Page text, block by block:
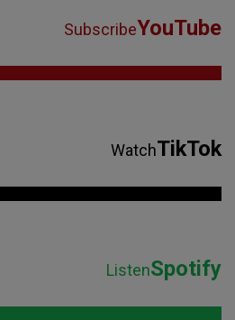
SubscribeYouTube
WatchTikTok
ListenSpotify